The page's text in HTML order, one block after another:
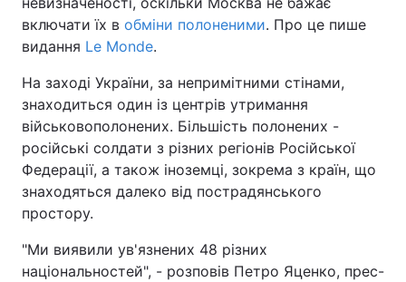
включати їх в обміни полоненими. Про це пише
видання Le Monde.
На заході України, за непримітними стінами,
знаходиться один із центрів утримання
військовополонених. Більшість полонених -
російські солдати з різних регіонів Російської
Федерації, а також іноземці, зокрема з країн, що
знаходяться далеко від пострадянського
простору.
"Ми виявили ув'язнених 48 різних
національностей", - розповів Петро Яценко, прес-